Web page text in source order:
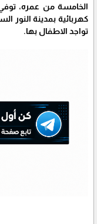
الخامسة من عمره،
كهربائية بمدينة النور
تواجد الاطفال بها.